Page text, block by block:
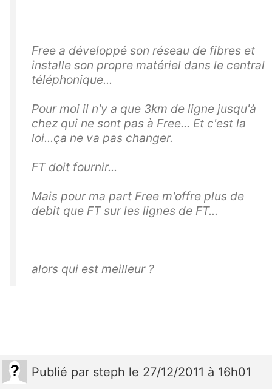
Free a développé son réseau de fibres et
installe son propre matériel dans le central
téléphonique...
Pour moi il n'y a que 3km de ligne jusqu'à
chez qui ne sont pas à Free... Et c'est la
loi...ça ne va pas changer.
FT doit fournir...
Mais pour ma part Free m'offre plus de
debit que FT sur les lignes de FT...
alors qui est meilleur ?
Publié par steph le 27/12/2011 à 16h01